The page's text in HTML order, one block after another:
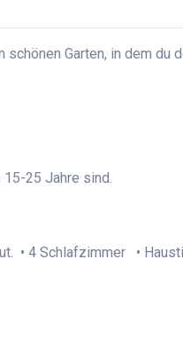
Garten, in dem du
15-25 Jahre sind.
• 4 Schlafzimmer •